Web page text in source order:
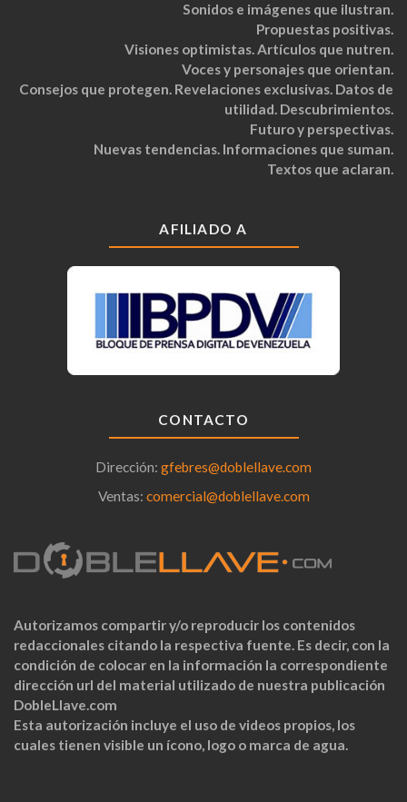
Sonidos e imágenes que ilustran.
Propuestas positivas.
Visiones optimistas. Artículos que nutren.
Voces y personajes que orientan.
Consejos que protegen. Revelaciones exclusivas. Datos de
utilidad. Descubrimientos.
Futuro y perspectivas.
Nuevas tendencias. Informaciones que suman.
Textos que aclaran.
AFILIADO A
CONTACTO
Dirección: gfebres@doblellave.com
Ventas: comercial@doblellave.com
Autorizamos compartir y/o reproducir los contenidos
redaccionales citando la respectiva fuente. Es decir, con la
condición de colocar en la información la correspondiente
dirección url del material utilizado de nuestra publicación
DobleLlave.com
Esta autorización incluye el uso de videos propios, los
cuales tienen visible un ícono, logo o marca de agua.